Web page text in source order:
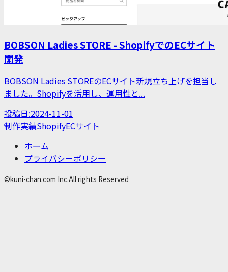
BOBSON Ladies STORE - ShopifyでのECサイト
開発
BOBSON Ladies STOREのECサイト新規立ち上げを担当し
ました。Shopifyを活用し、運用性と...
投稿日:2024-11-01
制作実績ShopifyECサイト
ホーム
プライバシーポリシー
©kuni-chan.com Inc.All rights Reserved